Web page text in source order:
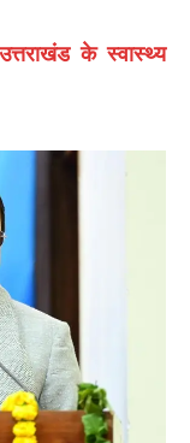
के स्वास्थ्य